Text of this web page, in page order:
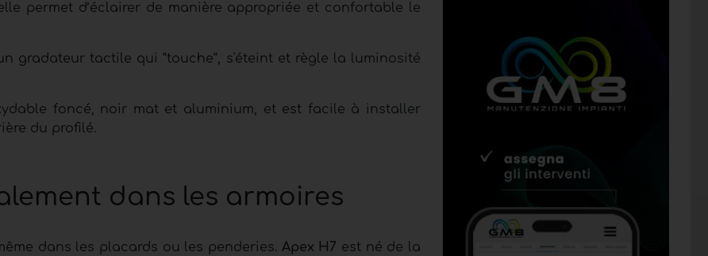
permet d’éclairer de manière appropriée et confortable le
gradateur tactile qui “touche“, s'éteint et règle la luminosité
foncé, noir mat et aluminium, et est facile à installer
du profilé.
dans les armoires
dans les placards ou les penderies. Apex H7 est né de la